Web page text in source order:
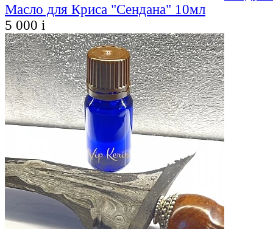
Масло для Криса "Сендана" 10мл
5 000 i